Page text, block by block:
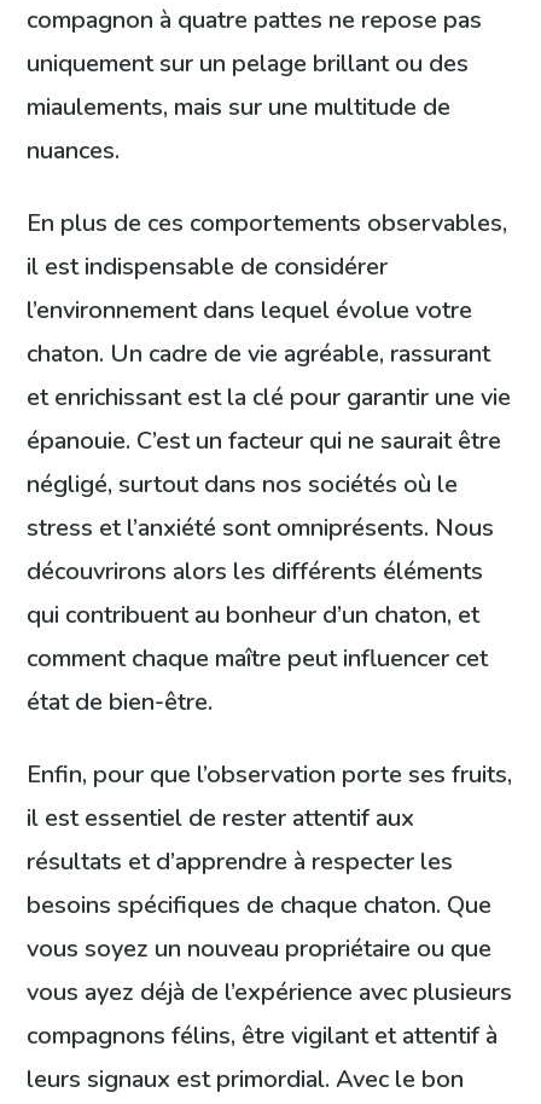
compagnon à quatre pattes ne repose pas
uniquement sur un pelage brillant ou des
miaulements, mais sur une multitude de
nuances.
En plus de ces comportements observables,
il est indispensable de considérer
l’environnement dans lequel évolue votre
chaton. Un cadre de vie agréable, rassurant
et enrichissant est la clé pour garantir une vie
épanouie. C’est un facteur qui ne saurait être
négligé, surtout dans nos sociétés où le
stress et l’anxiété sont omniprésents. Nous
découvrirons alors les différents éléments
qui contribuent au bonheur d’un chaton, et
comment chaque maître peut influencer cet
état de bien-être.
Enfin, pour que l’observation porte ses fruits,
il est essentiel de rester attentif aux
résultats et d’apprendre à respecter les
besoins spécifiques de chaque chaton. Que
vous soyez un nouveau propriétaire ou que
vous ayez déjà de l’expérience avec plusieurs
compagnons félins, être vigilant et attentif à
leurs signaux est primordial. Avec le bon